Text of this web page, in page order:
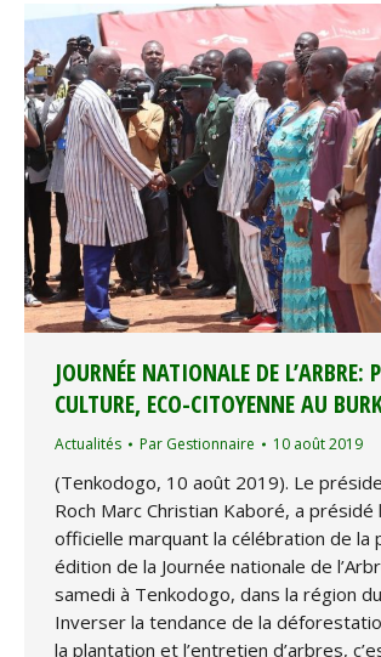
JOURNÉE NATIONALE DE L’ARBRE:
CULTURE, ECO-CITOYENNE AU
Actualités Par Gestionnaire 10 août 2019
(Tenkodogo, 10 août 2019). Le
Roch Marc Christian Kaboré, a présidé
officielle marquant la célébration de la
édition de la Journée nationale de
samedi à Tenkodogo, dans la région
Inverser la tendance de la
la plantation et l’entretien d’arbres,